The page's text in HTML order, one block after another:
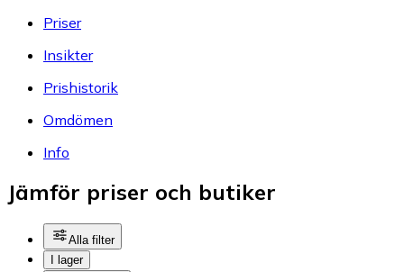
Priser
Insikter
Prishistorik
Omdömen
Info
Jämför priser och butiker
Alla filter
I lager